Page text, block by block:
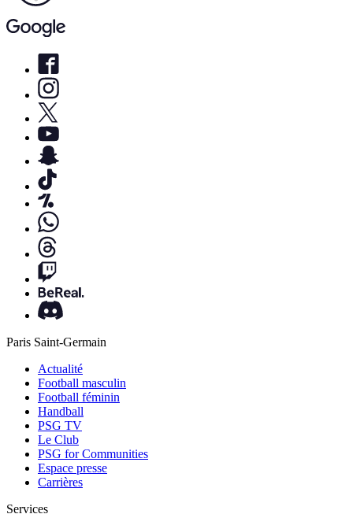
Paris Saint-Germain
Actualité
Football masculin
Football féminin
Handball
PSG TV
Le Club
PSG for Communities
Espace presse
Carrières
Services